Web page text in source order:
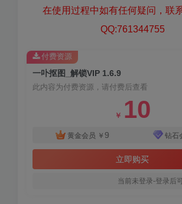
在使用过程中如有任何疑问，联
QQ:761344755
一卟抠图_解锁VIP 1.6.9
此内容为付费资源，请付费后查看
￥ 10
黄金会员 ￥ 9 钻石
立即购买
当前未登录-登录后
付费资源